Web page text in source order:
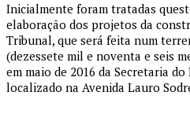
Inicialmente foram tratadas
elaboração dos projetos da
Tribunal, que será feita num
(dezessete mil e noventa e seis
em maio de 2016 da Secretaria
localizado na Avenida Lauro